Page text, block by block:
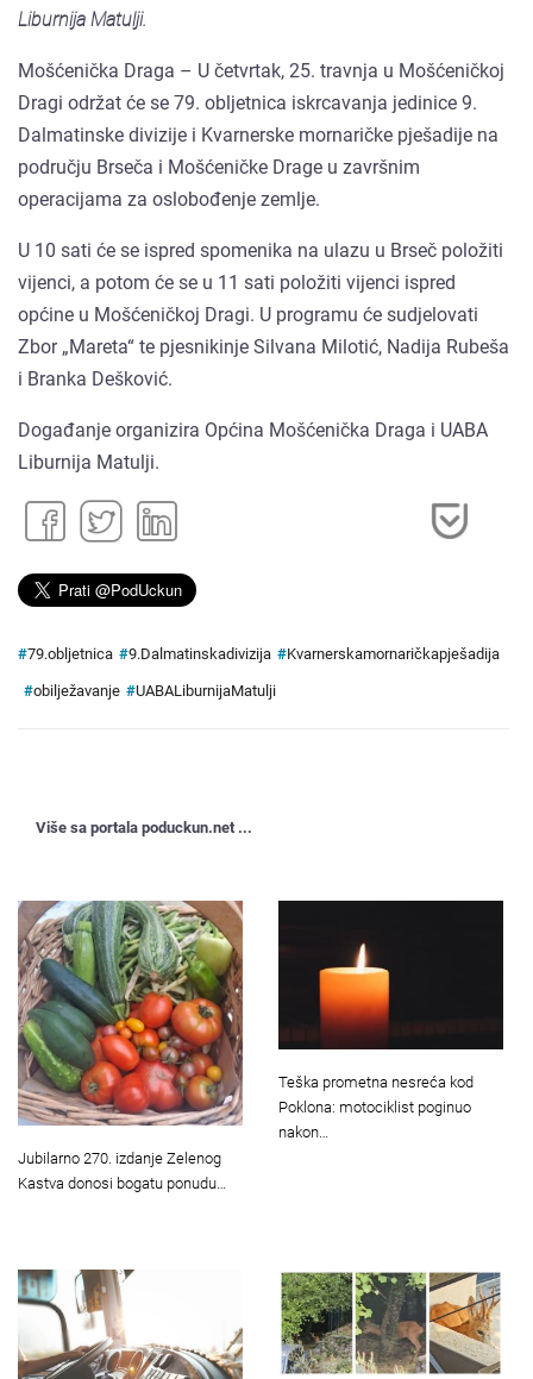
Liburnija Matulji.
Mošćenička Draga – U četvrtak, 25. travnja u Mošćeničkoj
Dragi održat će se 79. obljetnica iskrcavanja jedinice 9.
Dalmatinske divizije i Kvarnerske mornaričke pješadije na
području Brseča i Mošćeničke Drage u završnim
operacijama za oslobođenje zemlje.
U 10 sati će se ispred spomenika na ulazu u Brseč položiti
vijenci, a potom će se u 11 sati položiti vijenci ispred
općine u Mošćeničkoj Dragi. U programu će sudjelovati
Zbor „Mareta“ te pjesnikinje Silvana Milotić, Nadija Rubeša
i Branka Dešković.
Događanje organizira Općina Mošćenička Draga i UABA
Liburnija Matulji.
#79.obljetnica #9.Dalmatinskadivizija #Kvarnerskamornaričkapješadija
#obilježavanje #UABALiburnijaMatulji
Više sa portala poduckun.net ...
Jubilarno 270. izdanje Zelenog
Kastva donosi bogatu ponudu…
Teška prometna nesreća kod
Poklona: motociklist poginuo
nakon…